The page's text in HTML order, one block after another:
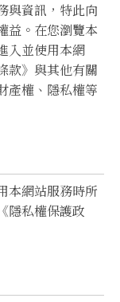
與資訊，特此向
益。在您瀏覽本
入並使用本網
款》與其他有關
產權、隱私權等
本網站服務時所
隱私權保護政